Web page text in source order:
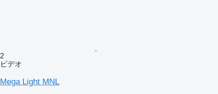
2
ビデオ
Mega Light MNL